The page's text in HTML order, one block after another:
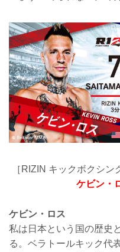
［RIZIN キックボクシン
ケビン・
ケビン・ロス
私は日本という国の歴史
る。ベラトールキック代